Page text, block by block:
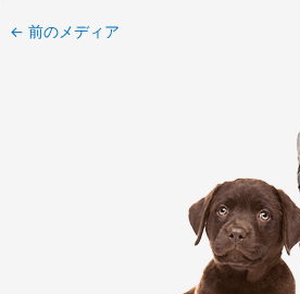
← 前のメディア